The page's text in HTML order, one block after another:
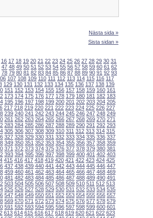
Nästa sida »
Sista sidan »
16 17 18 19 20 21 22 23 24 25 26 27 28 29 30 31
47 48 49 50 51 52 53 54 55 56 57 58 59 60 61 62
78 79 80 81 82 83 84 85 86 87 88 89 90 91 92 93
107 108 109 110 111 112 113 114 115 116 117
129 130 131 132 133 134 135 136 137 138 139
151 152 153 154 155 156 157 158 159 160 161
173 174 175 176 177 178 179 180 181 182 183
195 196 197 198 199 200 201 202 203 204 205
217 218 219 220 221 222 223 224 225 226 227
239 240 241 242 243 244 245 246 247 248 249
261 262 263 264 265 266 267 268 269 270 271
283 284 285 286 287 288 289 290 291 292 293
305 306 307 308 309 310 311 312 313 314 315
327 328 329 330 331 332 333 334 335 336 337
349 350 351 352 353 354 355 356 357 358 359
371 372 373 374 375 376 377 378 379 380 381
393 394 395 396 397 398 399 400 401 402 403
415 416 417 418 419 420 421 422 423 424 425
437 438 439 440 441 442 443 444 445 446 447
459 460 461 462 463 464 465 466 467 468 469
481 482 483 484 485 486 487 488 489 490 491
503 504 505 506 507 508 509 510 511 512 513
525 526 527 528 529 530 531 532 533 534 535
547 548 549 550 551 552 553 554 555 556 557
569 570 571 572 573 574 575 576 577 578 579
591 592 593 594 595 596 597 598 599 600 601
613 614 615 616 617 618 619 620 621 622 623